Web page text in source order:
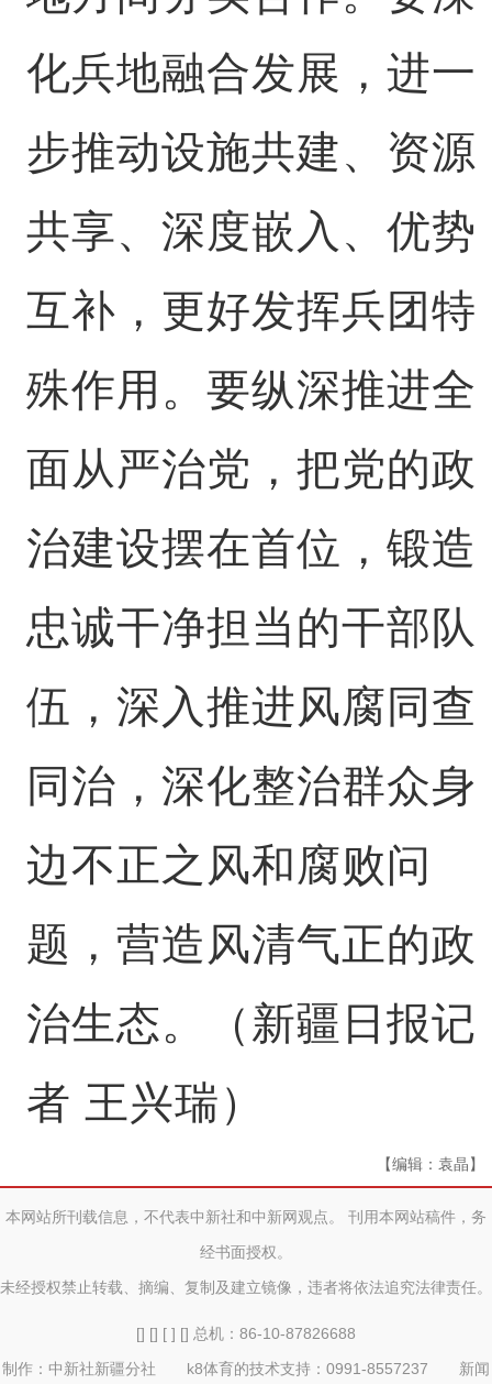
化兵地融合发展，进一
步推动设施共建、资源
共享、深度嵌入、优势
互补，更好发挥兵团特
殊作用。要纵深推进全
面从严治党，把党的政
治建设摆在首位，锻造
忠诚干净担当的干部队
伍，深入推进风腐同查
同治，深化整治群众身
边不正之风和腐败问
题，营造风清气正的政
治生态。（新疆日报记
者 王兴瑞）
【编辑：袁晶】
本网站所刊载信息，不代表中新社和中新网观点。 刊用本网站稿件，务
经书面授权。
未经授权禁止转载、摘编、复制及建立镜像，违者将依法追究法律责任。
[] [] [ ] [] 总机：86-10-87826688
制作：中新社新疆分社 k8体育的技术支持：0991-8557237 新闻